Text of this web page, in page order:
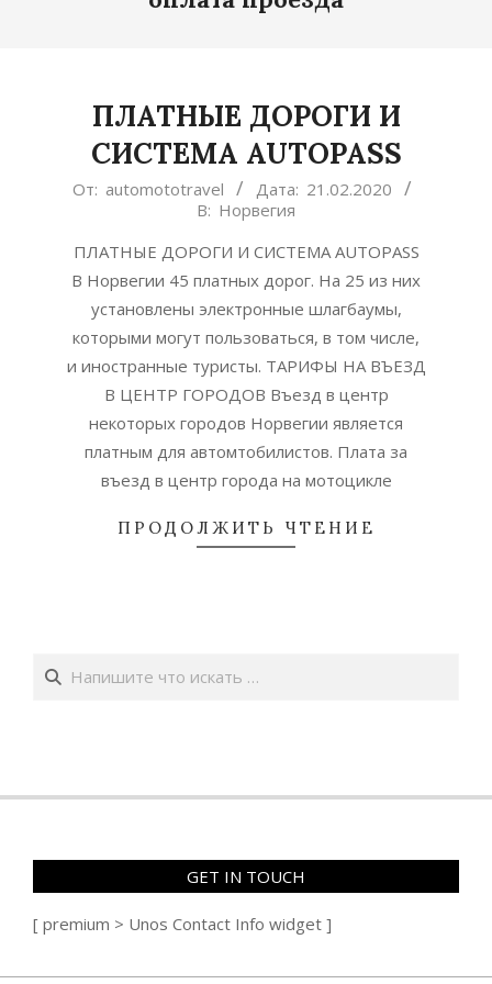
ПЛАТНЫЕ ДОРОГИ И
СИСТЕМА AUTOPASS
2020-
21
От: automototravel Дата: 21.02.2020
В: Норвегия
ПЛАТНЫЕ ДОРОГИ И СИСТЕМА AUTOPASS
В Норвегии 45 платных дорог. На 25 из них
установлены электронные шлагбаумы,
которыми могут пользоваться, в том числе,
и иностранные туристы. ТАРИФЫ НА ВЪЕЗД
В ЦЕНТР ГОРОДОВ Въезд в центр
некоторых городов Норвегии является
платным для автомтобилистов. Плата за
въезд в центр города на мотоцикле
ПРОДОЛЖИТЬ ЧТЕНИЕ
Поиск
GET IN TOUCH
[ premium > Unos Contact Info widget ]